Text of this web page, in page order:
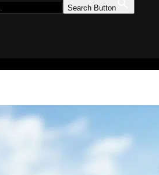
Search Button